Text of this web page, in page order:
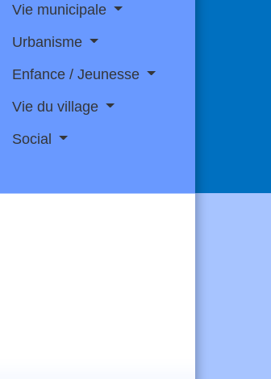
Vie municipale
Urbanisme
Enfance / Jeunesse
Vie du village
Social